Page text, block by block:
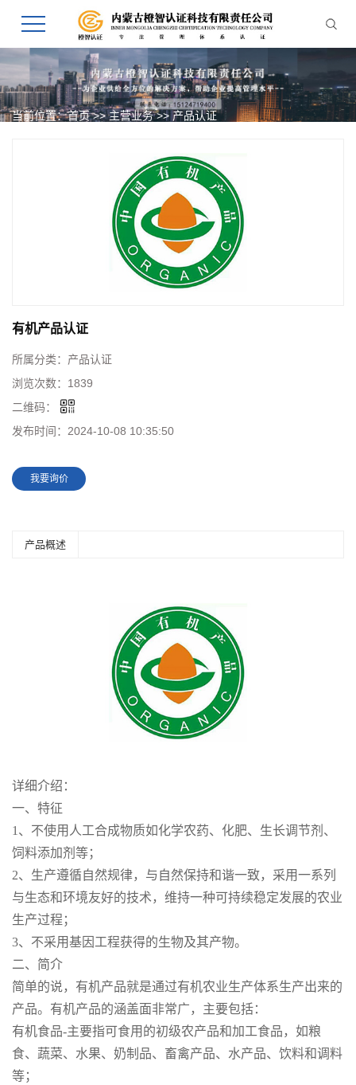
当前位置：首页>>主营业务>> 产品认证
有机产品认证
所属分类： 产品认证
浏览次数： 1839
二维码：
发布时间： 2024-10-08 10:35:50
我要询价
产品概述
详细介绍：
一、特征
1、不使用人工合成物质如化学农药、化肥、生长调节剂、
饲料添加剂等；
2、生产遵循自然规律，与自然保持和谐一致，采用一系列
与生态和环境友好的技术，维持一种可持续稳定发展的农业
生产过程；
3、不采用基因工程获得的生物及其产物。
二、简介
简单的说，有机产品就是通过有机农业生产体系生产出来的
产品。有机产品的涵盖面非常广，主要包括：
有机食品-主要指可食用的初级农产品和加工食品，如粮
食、蔬菜、水果、奶制品、畜禽产品、水产品、饮料和调料
等；